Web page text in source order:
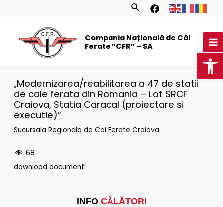
Search
Compania Națională de Căi
Ferate ”CFR” – SA
INFO CĂLĂTORI
„Modernizarea/reabilitarea a 47 de statii
de cale ferata din Romania – Lot SRCF
Craiova, Statia Caracal (proiectare si
executie)”
Sucursala Regionala de Cai Ferate Craiova
68
download document